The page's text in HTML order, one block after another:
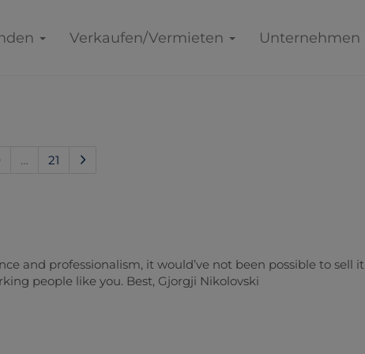
Verkaufen/Vermieten Unternehmen
… 21
and professionalism, it would’ve not been possible to sell it
people like you. Best, Gjorgji Nikolovski